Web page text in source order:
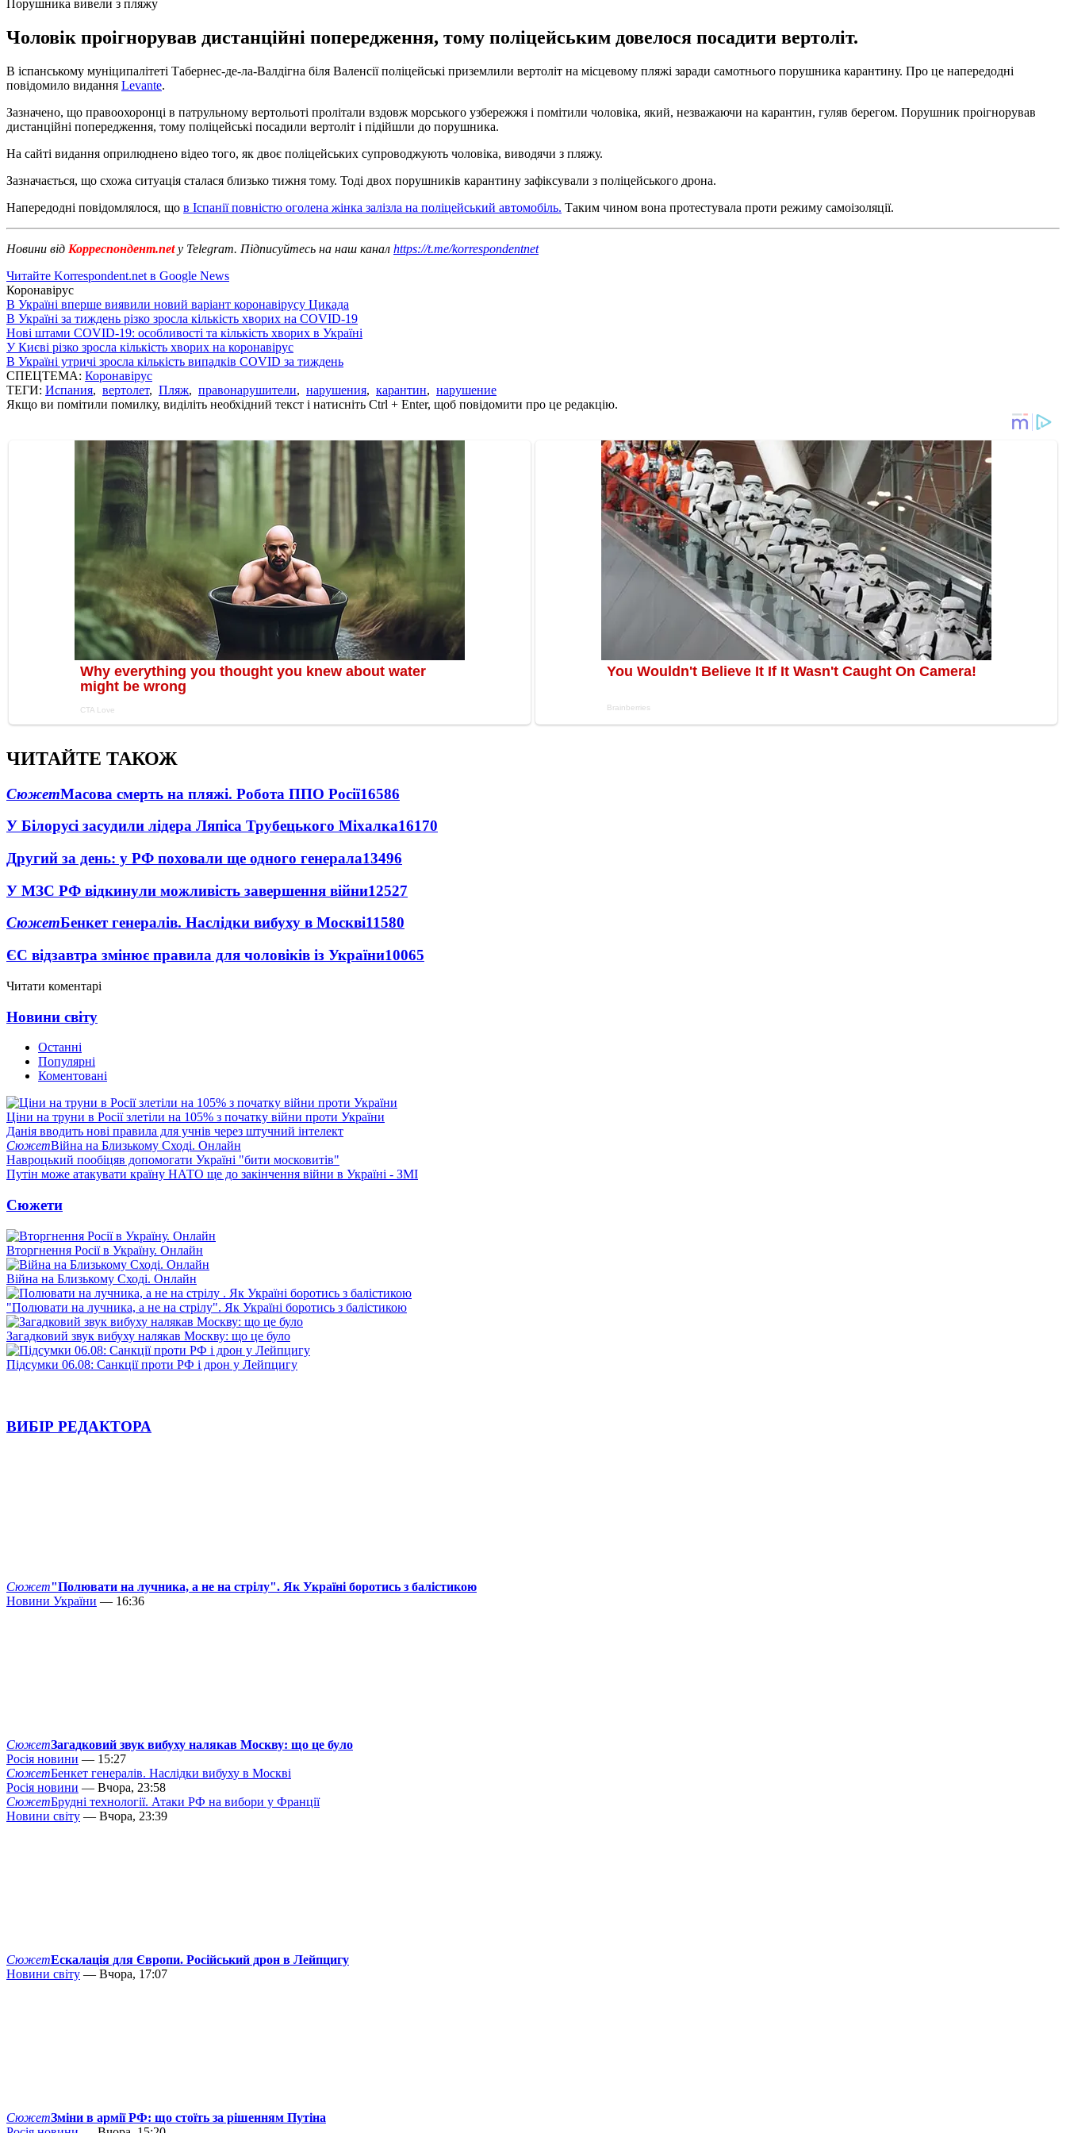
Порушника вивели з пляжу
Чоловік проігнорував дистанційні попередження, тому поліцейським довелося посадити вертоліт.
В іспанському муніципалітеті Табернес-де-ла-Валдігна біля Валенсії поліцейські приземлили вертоліт на місцевому пляжі заради самотнього порушника карантину. Про це напередодні
повідомило видання Levante.
Зазначено, що правоохоронці в патрульному вертольоті пролітали вздовж морського узбережжя і помітили чоловіка, який, незважаючи на карантин, гуляв берегом. Порушник проігнорував
дистанційні попередження, тому поліцейські посадили вертоліт і підійшли до порушника.
На сайті видання оприлюднено відео того, як двоє поліцейських супроводжують чоловіка, виводячи з пляжу.
Зазначається, що схожа ситуація сталася близько тижня тому. Тоді двох порушників карантину зафіксували з поліцейського дрона.
Напередодні повідомлялося, що в Іспанії повністю оголена жінка залізла на поліцейський автомобіль. Таким чином вона протестувала проти режиму самоізоляції.
Новини від Корреспондент.net у Telegram. Підписуйтесь на наш канал https://t.me/korrespondentnet
Читайте Korrespondent.net в Google News
Коронавірус
В Україні вперше виявили новий варіант коронавірусу Цикада
В Україні за тиждень різко зросла кількість хворих на COVID-19
Нові штами COVID-19: особливості та кількість хворих в Україні
У Києві різко зросла кількість хворих на коронавірус
В Україні утричі зросла кількість випадків COVID за тиждень
СПЕЦТЕМА: Коронавірус
ТЕГИ: Испания, вертолет, Пляж, правонарушители, нарушения, карантин, нарушение
Якщо ви помітили помилку, виділіть необхідний текст і натисніть Ctrl + Enter, щоб повідомити про це редакцію.
ЧИТАЙТЕ ТАКОЖ
СюжетМасова смерть на пляжі. Робота ППО Росії16586
У Білорусі засудили лідера Ляпіса Трубецького Міхалка16170
Другий за день: у РФ поховали ще одного генерала13496
У МЗС РФ відкинули можливість завершення війни12527
СюжетБенкет генералів. Наслідки вибуху в Москві11580
ЄС відзавтра змінює правила для чоловіків із України10065
Читати коментарі
Новини світу
Останні
Популярні
Коментовані
Ціни на труни в Росії злетіли на 105% з початку війни проти України
Данія вводить нові правила для учнів через штучний інтелект
СюжетВійна на Близькому Сході. Онлайн
Навроцький пообіцяв допомогати Україні "бити московитів"
Путін може атакувати країну НАТО ще до закінчення війни в Україні - ЗМІ
Сюжети
Вторгнення Росії в Україну. Онлайн
Війна на Близькому Сході. Онлайн
"Полювати на лучника, а не на стрілу". Як Україні боротись з балістикою
Загадковий звук вибуху налякав Москву: що це було
Підсумки 06.08: Санкції проти РФ і дрон у Лейпцигу
ВИБІР РЕДАКТОРА
Сюжет"Полювати на лучника, а не на стрілу". Як Україні боротись з балістикою
Новини України — 16:36
СюжетЗагадковий звук вибуху налякав Москву: що це було
Росія новини — 15:27
СюжетБенкет генералів. Наслідки вибуху в Москві
Росія новини — Вчора, 23:58
СюжетБрудні технології. Атаки РФ на вибори у Франції
Новини світу — Вчора, 23:39
СюжетЕскалація для Європи. Російський дрон в Лейпцигу
Новини світу — Вчора, 17:07
СюжетЗміни в армії РФ: що стоїть за рішенням Путіна